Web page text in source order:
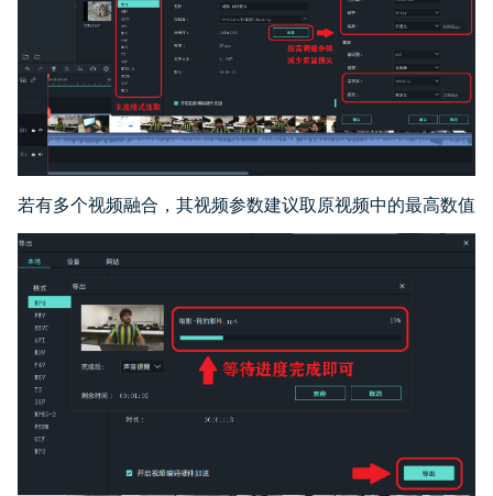
若有多个视频融合，其视频参数建议取原视频中的最高数值